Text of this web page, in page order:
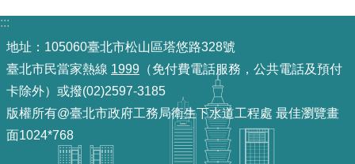
:::
地址：105060臺北市松山區塔悠路328號
臺北市民當家熱線 1999 （免付費電話服務，公共電話及預付
卡除外）或撥(02)2597-3185
版權所有@臺北市政府工務局衛生下水道工程處 最佳瀏覽畫
面1024*768